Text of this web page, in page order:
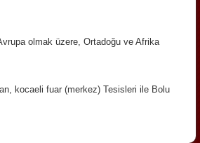
olmak üzere, Ortadoğu ve Afrika
kocaeli fuar (merkez) Tesisleri ile Bolu